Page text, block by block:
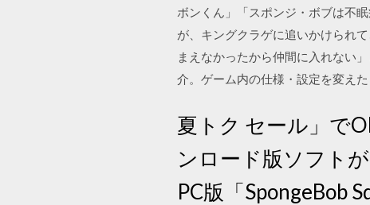
ボンくん」「スポンジ・ボブは不
が、キングクラゲに追いかけられ
まえなかったから仲間に入れない
介。ゲーム内の仕様・設定を変え
夏トク セール」で
ンロード版ソフト
PC版「SpongeBob